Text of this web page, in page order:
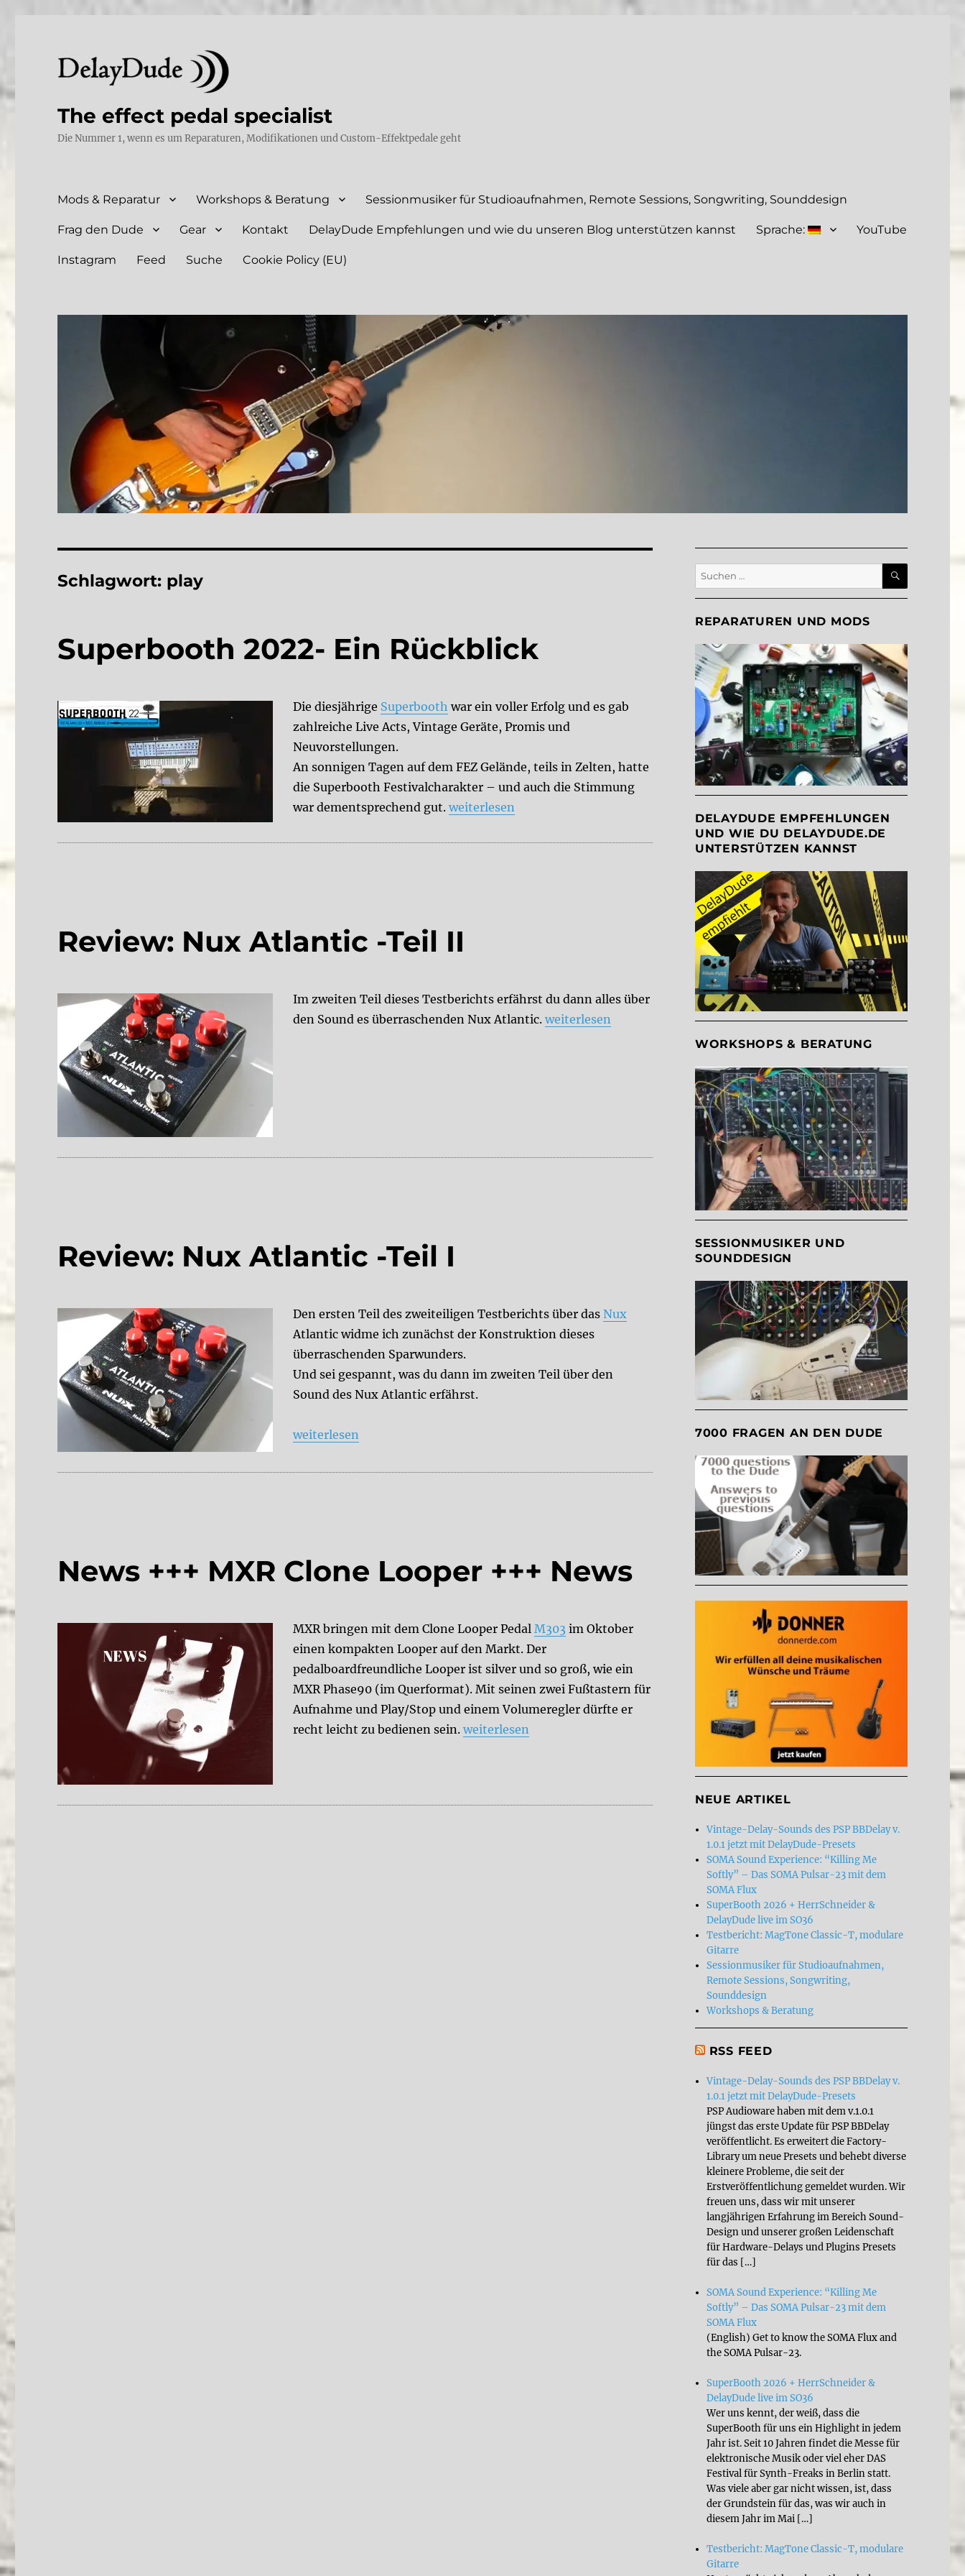
The effect pedal specialist
Die Nummer 1, wenn es um Reparaturen, Modifikationen und Custom-Effektpedale geht
Mods & Reparatur Workshops & Beratung Sessionmusiker für Studioaufnahmen, Remote Sessions, Songwriting, Sounddesign
Frag den Dude Gear Kontakt DelayDude Empfehlungen und wie du unseren Blog unterstützen kannst Sprache: YouTube
Instagram Feed Suche Cookie Policy (EU)
Schlagwort: play
Superbooth 2022- Ein Rückblick
Die diesjährige Superbooth war ein voller Erfolg und es gab
zahlreiche Live Acts, Vintage Geräte, Promis und
Neuvorstellungen.
An sonnigen Tagen auf dem FEZ Gelände, teils in Zelten, hatte
die Superbooth Festivalcharakter – und auch die Stimmung
war dementsprechend gut.„Superbooth 2022- Ein Rückblick“
weiterlesen
Review: Nux Atlantic -Teil II
Im zweiten Teil dieses Testberichts erfährst du dann alles über
den Sound es überraschenden Nux Atlantic.„Review: Nux Atlantic -Teil II“
weiterlesen
Review: Nux Atlantic -Teil I
Den ersten Teil des zweiteiligen Testberichts über dasNux
Atlantic widme ich zunächst der Konstruktion dieses
überraschenden Sparwunders.
Und sei gespannt, was du dann im zweiten Teil über den
Sound des Nux Atlantic erfährst.
„Review: Nux Atlantic -Teil I“
weiterlesen
News +++ MXR Clone Looper +++ News
MXR bringen mit dem Clone Looper PedalM303 im Oktober
einen kompakten Looper auf den Markt. Der
pedalboardfreundliche Looper ist silver und so groß, wie ein
MXR Phase90 (im Querformat). Mit seinen zwei Fußtastern für
Aufnahme und Play/Stop und einem Volumeregler dürfte er
recht leicht zu bedienen sein.„News +++ MXR Clone Looper +++ News“
weiterlesen
Suche
nach:
SUCHEN
REPARATUREN UND MODS
DELAYDUDE EMPFEHLUNGEN
UND WIE DU DELAYDUDE.DE
UNTERSTÜTZEN KANNST
WORKSHOPS & BERATUNG
SESSIONMUSIKER UND
SOUNDDESIGN
7000 FRAGEN AN DEN DUDE
NEUE ARTIKEL
Vintage-Delay-Sounds des PSP BBDelay v.
1.0.1 jetzt mit DelayDude-Presets
SOMA Sound Experience: “Killing Me
Softly” – Das SOMA Pulsar-23 mit dem
SOMA Flux
SuperBooth 2026 + HerrSchneider &
DelayDude live im SO36
Testbericht: MagTone Classic-T, modulare
Gitarre
Sessionmusiker für Studioaufnahmen,
Remote Sessions, Songwriting,
Sounddesign
Workshops & Beratung
RSS FEED
Vintage-Delay-Sounds des PSP BBDelay v.
1.0.1 jetzt mit DelayDude-Presets
PSP Audioware haben mit dem v.1.0.1
jüngst das erste Update für PSP BBDelay
veröffentlicht. Es erweitert die Factory-
Library um neue Presets und behebt diverse
kleinere Probleme, die seit der
Erstveröffentlichung gemeldet wurden. Wir
freuen uns, dass wir mit unserer
langjährigen Erfahrung im Bereich Sound-
Design und unserer großen Leidenschaft
für Hardware-Delays und Plugins Presets
für das […]
SOMA Sound Experience: “Killing Me
Softly” – Das SOMA Pulsar-23 mit dem
SOMA Flux
(English) Get to know the SOMA Flux and
the SOMA Pulsar-23.
SuperBooth 2026 + HerrSchneider &
DelayDude live im SO36
Wer uns kennt, der weiß, dass die
SuperBooth für uns ein Highlight in jedem
Jahr ist. Seit 10 Jahren findet die Messe für
elektronische Musik oder viel eher DAS
Festival für Synth-Freaks in Berlin statt.
Was viele aber gar nicht wissen, ist, dass
der Grundstein für das, was wir auch in
diesem Jahr im Mai […]
Testbericht: MagTone Classic-T, modulare
Gitarre